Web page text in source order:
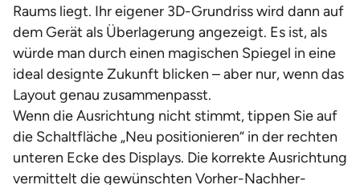
Raums liegt. Ihr eigener 3D-Grundriss wird dann auf
dem Gerät als Überlagerung angezeigt. Es ist, als
würde man durch einen magischen Spiegel in eine
ideal designte Zukunft blicken – aber nur, wenn das
Layout genau zusammenpasst.
Wenn die Ausrichtung nicht stimmt, tippen Sie auf
die Schaltfläche „Neu positionieren“ in der rechten
unteren Ecke des Displays. Die korrekte Ausrichtung
vermittelt die gewünschten Vorher-Nachher-